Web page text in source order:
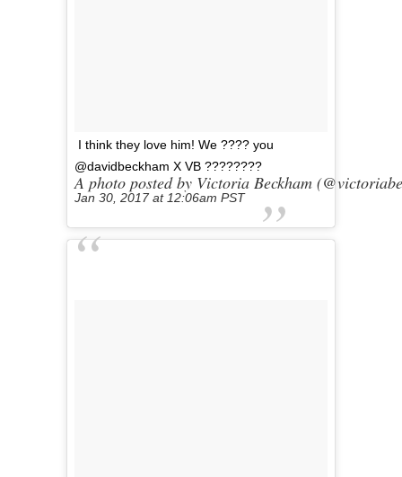
I think they love him! We ???? you
@davidbeckham X VB ????????
A photo posted by Victoria Beckham
Jan 30, 2017 at 12:06am PST